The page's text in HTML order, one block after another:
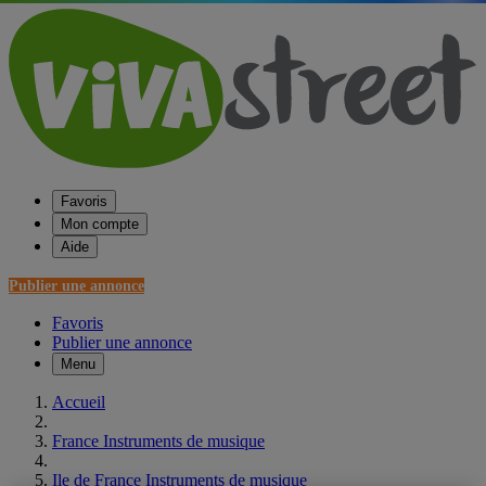
Favoris
Mon compte
Aide
Publier une annonce
Favoris
Publier une annonce
Menu
Accueil
France Instruments de musique
Ile de France Instruments de musique